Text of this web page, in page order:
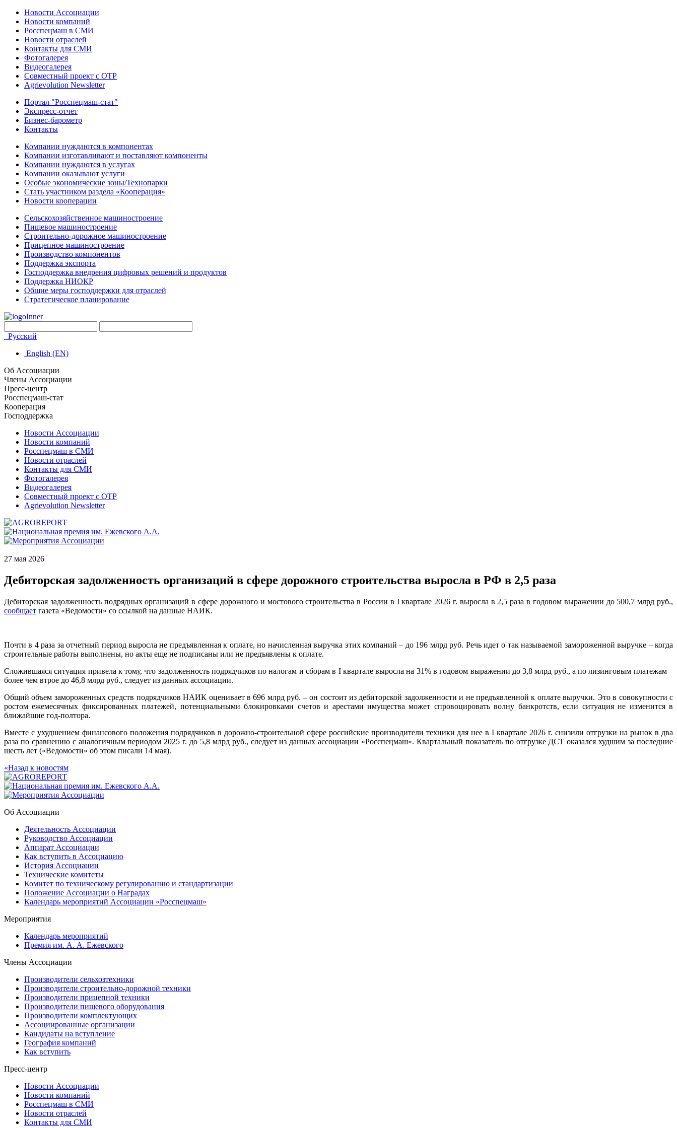
Новости Ассоциации
Новости компаний
Росспецмаш в СМИ
Новости отраслей
Контакты для СМИ
Фотогалерея
Видеогалерея
Совместный проект с ОТР
Agrievolution Newsletter
Портал "Росспецмаш-стат"
Экспресс-отчет
Бизнес-барометр
Контакты
Компании нуждаются в компонентах
Компании изготавливают и поставляют компоненты
Компании нуждаются в услугах
Компании оказывают услуги
Особые экономические зоны/Технопарки
Стать участником раздела «Кооперация»
Новости кооперации
Сельскохозяйственное машиностроение
Пищевое машиностроение
Строительно-дорожное машиностроение
Прицепное машиностроение
Производство компонентов
Поддержка экспорта
Господдержка внедрения цифровых решений и продуктов
Поддержка НИОКР
Общие меры господдержки для отраслей
Стратегическое планирование
Русский
English (EN)
Об Ассоциации
Члены Ассоциации
Пресс-центр
Росспецмаш-стат
Кооперация
Господдержка
Новости Ассоциации
Новости компаний
Росспецмаш в СМИ
Новости отраслей
Контакты для СМИ
Фотогалерея
Видеогалерея
Совместный проект с ОТР
Agrievolution Newsletter
27 мая 2026
Дебиторская задолженность организаций в сфере дорожного строительства выросла в РФ в 2,5 раза
Дебиторская задолженность подрядных организаций в сфере дорожного и мостового строительства в России в I квартале 2026 г. выросла в 2,5 раза в годовом выражении до 500,7 млрд руб.,
сообщает газета «Ведомости» со ссылкой на данные НАИК.
Почти в 4 раза за отчетный период выросла не предъявленная к оплате, но начисленная выручка этих компаний – до 196 млрд руб. Речь идет о так называемой замороженной выручке – когда
строительные работы выполнены, но акты еще не подписаны или не предъявлены к оплате.
Сложившаяся ситуация привела к тому, что задолженность подрядчиков по налогам и сборам в I квартале выросла на 31% в годовом выражении до 3,8 млрд руб., а по лизинговым платежам –
более чем втрое до 46,8 млрд руб., следует из данных ассоциации.
Общий объем замороженных средств подрядчиков НАИК оценивает в 696 млрд руб. – он состоит из дебиторской задолженности и не предъявленной к оплате выручки. Это в совокупности с
ростом ежемесячных фиксированных платежей, потенциальными блокировками счетов и арестами имущества может спровоцировать волну банкротств, если ситуация не изменится в
ближайшие год-полтора.
Вместе с ухудшением финансового положения подрядчиков в дорожно-строительной сфере российские производители техники для нее в I квартале 2026 г. снизили отгрузки на рынок в два
раза по сравнению с аналогичным периодом 2025 г. до 5,8 млрд руб., следует из данных ассоциации «Росспецмаш». Квартальный показатель по отгрузке ДСТ оказался худшим за последние
шесть лет («Ведомости» об этом писали 14 мая).
«Назад к новостям
Об Ассоциации
Деятельность Ассоциации
Руководство Ассоциации
Аппарат Ассоциации
Как вступить в Ассоциацию
История Ассоциации
Технические комитеты
Комитет по техническому регулированию и стандартизации
Положение Ассоциации о Наградах
Календарь мероприятий Ассоциации «Росспецмаш»
Мероприятия
Календарь мероприятий
Премия им. А. А. Ежевского
Члены Ассоциации
Производители сельхозтехники
Производители строительно-дорожной техники
Производители прицепной техники
Производители пищевого оборудования
Производители комплектующих
Ассоциированные организации
Кандидаты на вступление
География компаний
Как вступить
Пресс-центр
Новости Ассоциации
Новости компаний
Росспецмаш в СМИ
Новости отраслей
Контакты для СМИ